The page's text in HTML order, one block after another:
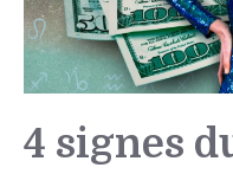
4 signes